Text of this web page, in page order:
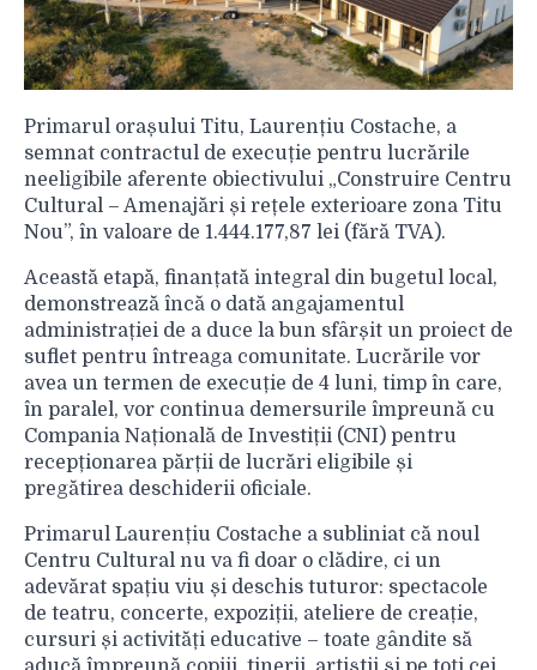
Primarul orașului Titu, Laurențiu Costache, a
semnat contractul de execuție pentru lucrările
neeligibile aferente obiectivului „Construire Centru
Cultural – Amenajări și rețele exterioare zona Titu
Nou”, în valoare de 1.444.177,87 lei (fără TVA).
Această etapă, finanțată integral din bugetul local,
demonstrează încă o dată angajamentul
administrației de a duce la bun sfârșit un proiect de
suflet pentru întreaga comunitate. Lucrările vor
avea un termen de execuție de 4 luni, timp în care,
în paralel, vor continua demersurile împreună cu
Compania Națională de Investiții (CNI) pentru
recepționarea părții de lucrări eligibile și
pregătirea deschiderii oficiale.
Primarul Laurențiu Costache a subliniat că noul
Centru Cultural nu va fi doar o clădire, ci un
adevărat spațiu viu și deschis tuturor: spectacole
de teatru, concerte, expoziții, ateliere de creație,
cursuri și activități educative – toate gândite să